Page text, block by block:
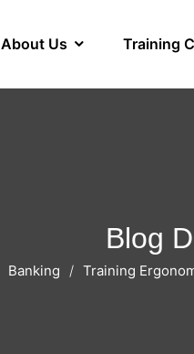
About Us Training
Blog
Banking Training